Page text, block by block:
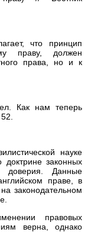
что принцип
праву, должен
права, но и к
Как нам теперь
науке
доктрине законных
Данные
праве, в
законодательном
правовых
верна, однако